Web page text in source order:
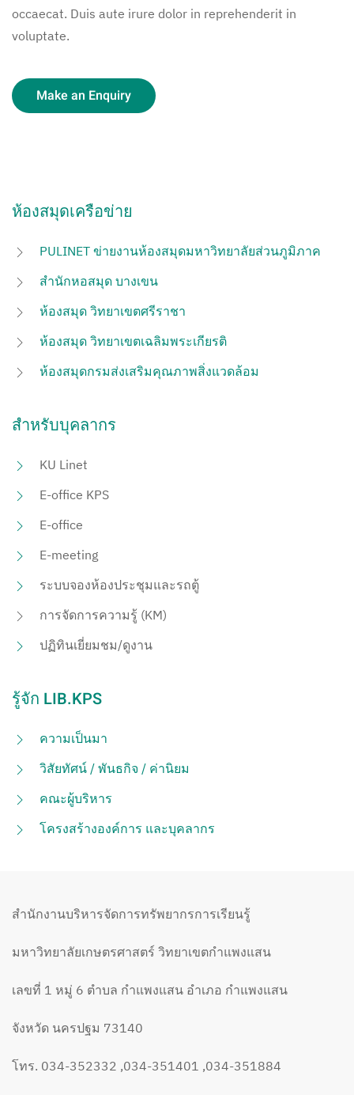
occaecat. Duis aute irure dolor in reprehenderit in
voluptate.
Make an Enquiry
ห้องสมุดเครือข่าย
PULINET ข่ายงานห้องสมุดมหาวิทยาลัยส่วนภูมิภาค
สำนักหอสมุด บางเขน
ห้องสมุด วิทยาเขตศรีราชา
ห้องสมุด วิทยาเขตเฉลิมพระเกียรติ
ห้องสมุดกรมส่งเสริมคุณภาพสิ่งแวดล้อม
สำหรับบุคลากร
KU Linet
E-office KPS
E-office
E-meeting
ระบบจองห้องประชุมและรถตู้
การจัดการความรู้ (KM)
ปฏิทินเยี่ยมชม/ดูงาน
รู้จัก LIB.KPS
ความเป็นมา
วิสัยทัศน์ / พันธกิจ / ค่านิยม
คณะผู้บริหาร
โครงสร้างองค์การ และบุคลากร
สำนักงานบริหารจัดการทรัพยากรการเรียนรู้
มหาวิทยาลัยเกษตรศาสตร์ วิทยาเขตกำแพงแสน
เลขที่ 1 หมู่ 6 ตำบล กำแพงแสน อำเภอ กำแพงแสน
จังหวัด นครปฐม 73140
โทร. 034-352332 ,034-351401 ,034-351884